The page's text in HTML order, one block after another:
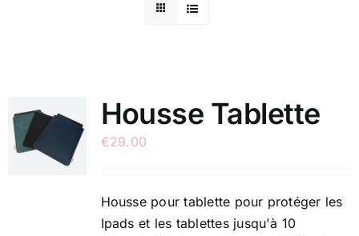
Housse Tablette
€29.00
Housse pour tablette pour protéger les
Ipads et les tablettes jusqu'à 10